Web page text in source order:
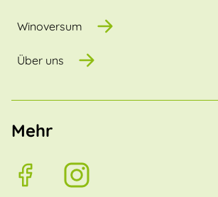
Winoversum
Über uns
Mehr